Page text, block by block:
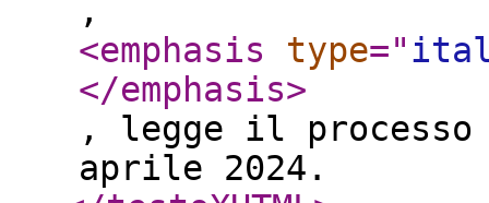
,
<emphasis
type="
</emphasis>
, legge il
aprile 2024.